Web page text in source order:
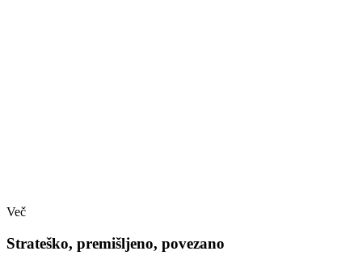
Več
Strateško, premišljeno, povezano